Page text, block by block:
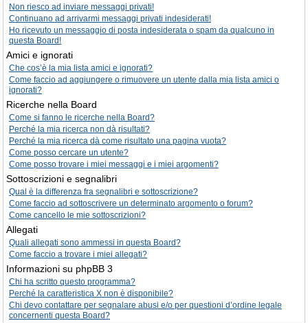
Non riesco ad inviare messaggi privati!
Continuano ad arrivarmi messaggi privati indesiderati!
Ho ricevuto un messaggio di posta indesiderata o spam da qualcuno in
questa Board!
Amici e ignorati
Che cos’è la mia lista amici e ignorati?
Come faccio ad aggiungere o rimuovere un utente dalla mia lista amici o
ignorati?
Ricerche nella Board
Come si fanno le ricerche nella Board?
Perché la mia ricerca non dà risultati?
Perché la mia ricerca dà come risultato una pagina vuota?
Come posso cercare un utente?
Come posso trovare i miei messaggi e i miei argomenti?
Sottoscrizioni e segnalibri
Qual è la differenza fra segnalibri e sottoscrizione?
Come faccio ad sottoscrivere un determinato argomento o forum?
Come cancello le mie sottoscrizioni?
Allegati
Quali allegati sono ammessi in questa Board?
Come faccio a trovare i miei allegati?
Informazioni su phpBB 3
Chi ha scritto questo programma?
Perché la caratteristica X non è disponibile?
Chi devo contattare per segnalare abusi e/o per questioni d’ordine legale
concernenti questa Board?